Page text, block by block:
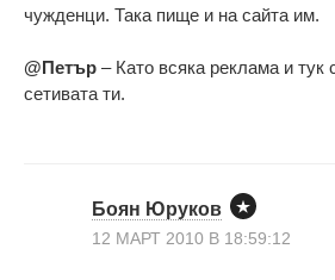
чужденци. Така пище и на сайта им.
@Петър – Като всяка реклама и тук
сетивата ти.
Боян Юруков
12 МАРТ 2010 В 18:59:12